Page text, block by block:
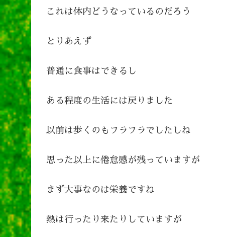
これは体内どうなっているのだろう
とりあえず
普通に食事はできるし
ある程度の生活には戻りました
以前は歩くのもフラフラでしたしね
思った以上に倦怠感が残っていますが
まず大事なのは栄養ですね
熱は行ったり来たりしていますが